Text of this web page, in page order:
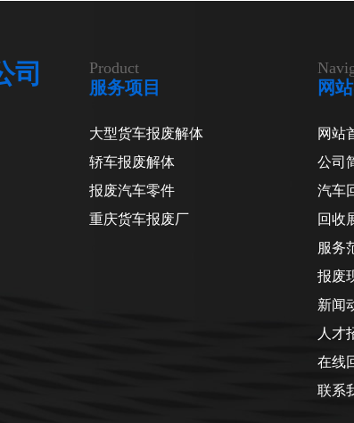
司 Product
服务项目
大型货车报废解体
轿车报废解体
报废汽车零件
重庆货车报废厂
网
网站
公司
汽车
回收
服务
报废
新闻
人才
在线
联系